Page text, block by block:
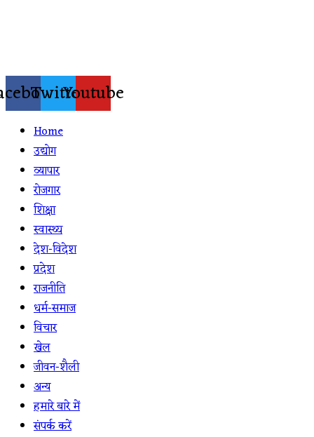
TwitterYoutube
Home
उद्योग
व्यापार
रोजगार
शिक्षा
स्वास्थ्य
देश-विदेश
प्रदेश
राजनीति
धर्म-समाज
विचार
खेल
जीवन-शैली
अन्य
हमारे बारे में
संपर्क करें